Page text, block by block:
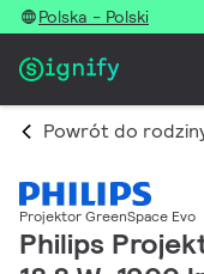
Polska - Polski
Powrót do
Projektor GreenSpace Evo
Philips